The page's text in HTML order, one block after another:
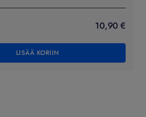
10,90 €
LISÄÄ KORIIN